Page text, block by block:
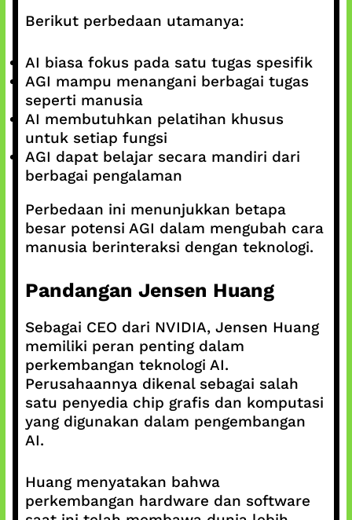
Berikut perbedaan utamanya:
AI biasa fokus pada satu tugas spesifik
AGI mampu menangani berbagai tugas
seperti manusia
AI membutuhkan pelatihan khusus
untuk setiap fungsi
AGI dapat belajar secara mandiri dari
berbagai pengalaman
Perbedaan ini menunjukkan betapa
besar potensi AGI dalam mengubah cara
manusia berinteraksi dengan teknologi.
Pandangan Jensen Huang
Sebagai CEO dari NVIDIA, Jensen Huang
memiliki peran penting dalam
perkembangan teknologi AI.
Perusahaannya dikenal sebagai salah
satu penyedia chip grafis dan komputasi
yang digunakan dalam pengembangan
AI.
Huang menyatakan bahwa
perkembangan hardware dan software